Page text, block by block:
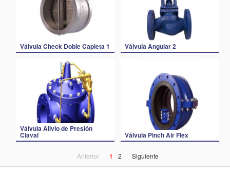
Válvula Check Doble Capleta 1 Válvula Angular 2
Válvula Alivio de Presión
Claval Válvula Pinch Air Flex
Anterior 1 2 Siguiente